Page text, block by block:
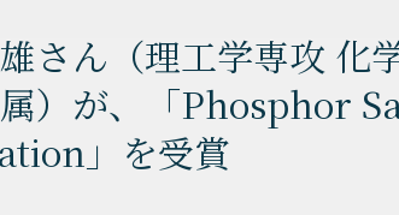
さん（理工学専攻 化
）が、「Phosphor
」を受賞